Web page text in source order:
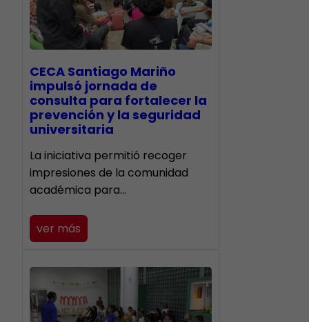
CECA Santiago Mariño
impulsó jornada de
consulta para fortalecer la
prevención y la seguridad
universitaria
La iniciativa permitió recoger
impresiones de la comunidad
académica para…
ver más